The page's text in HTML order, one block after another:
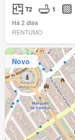
T2 1
Há 2 dias
RENTUMO
Novo